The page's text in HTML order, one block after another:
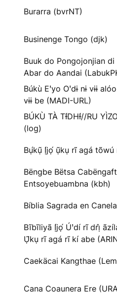
Burarra (bvrNT)
Businenge Tongo (djk)
Buuk do Pongojonjian
Abar do Aandai
Búkù Eꞌyo Oꞌdɨ nɨ vɨɨ
vɨɨ be (MADI-URL)
BÚKÙ TÀ TƗ́DHƗ́//RU
(log)
Bụ́kụ̃ Ị́jọ́ ụ̃kụ rĩ agá tõwú
Bëngbe Bëtsa
Entsoyebuambna (kbh)
Bíblia Sagrada en
Bĩbĩliyã Ị́jọ́ Úꞌdí rĩ drị̂
Ụ̃kụ rĩ agá rĩ kí abe
Caekäcai Kangthae
Cana Coaunera Ere